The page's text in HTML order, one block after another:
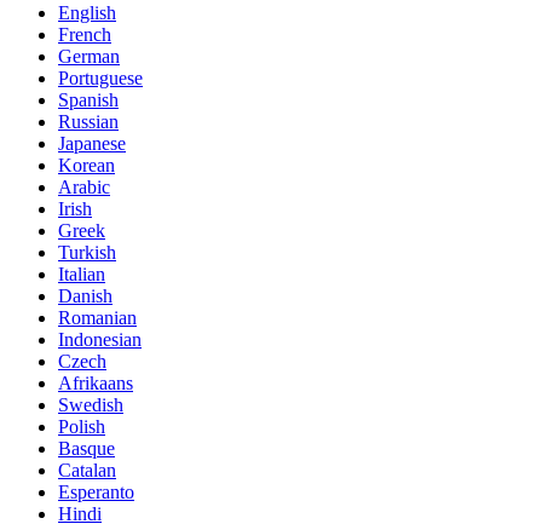
English
French
German
Portuguese
Spanish
Russian
Japanese
Korean
Arabic
Irish
Greek
Turkish
Italian
Danish
Romanian
Indonesian
Czech
Afrikaans
Swedish
Polish
Basque
Catalan
Esperanto
Hindi